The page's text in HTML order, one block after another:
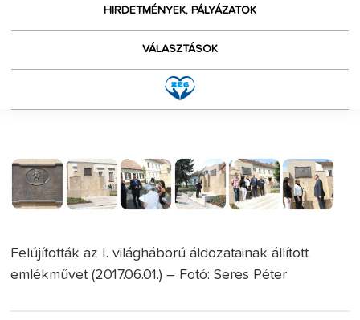
HIRDETMÉNYEK, PÁLYÁZATOK
VÁLASZTÁSOK
Felújították az I. világháború áldozatainak állított
emlékművet (2017.06.01.) – Fotó: Seres Péter